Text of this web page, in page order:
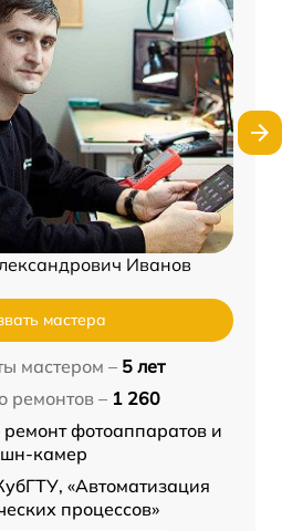
Иванов
мастера
мастером – 5 лет
ремонтов – 1 260
ремонт фотоаппаратов и
камер
«Автоматизация
процессов»